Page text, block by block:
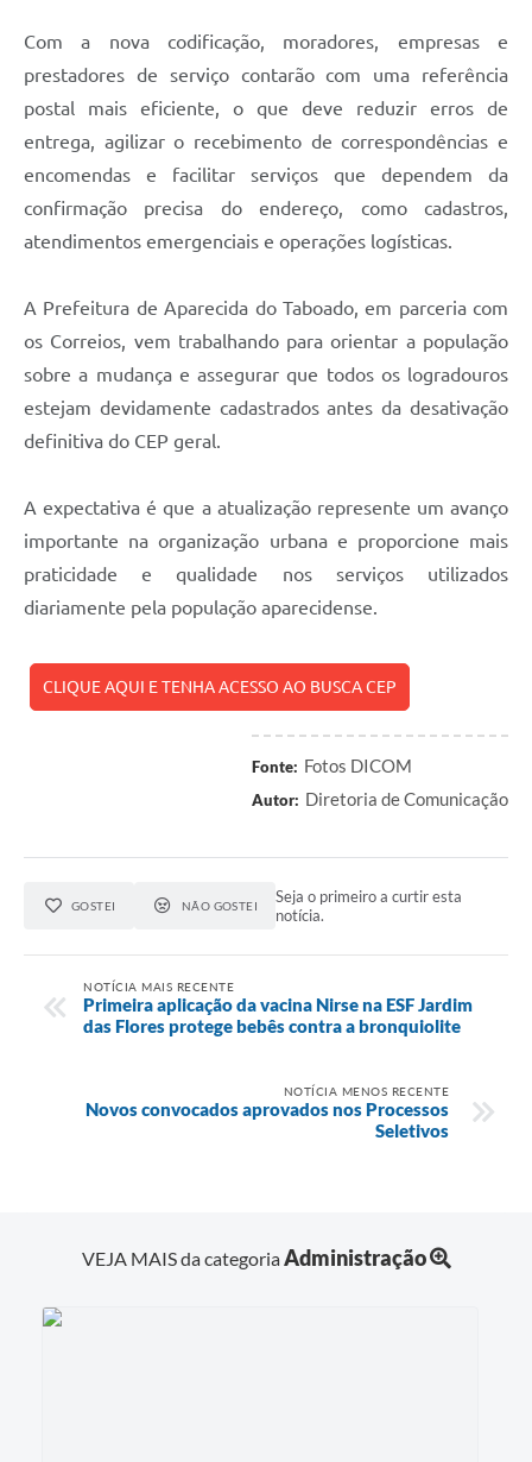
Com a nova codificação, moradores, empresas e
prestadores de serviço contarão com uma referência
postal mais eficiente, o que deve reduzir erros de
entrega, agilizar o recebimento de correspondências e
encomendas e facilitar serviços que dependem da
confirmação precisa do endereço, como cadastros,
atendimentos emergenciais e operações logísticas.
A Prefeitura de Aparecida do Taboado, em parceria com
os Correios, vem trabalhando para orientar a população
sobre a mudança e assegurar que todos os logradouros
estejam devidamente cadastrados antes da desativação
definitiva do CEP geral.
A expectativa é que a atualização represente um avanço
importante na organização urbana e proporcione mais
praticidade e qualidade nos serviços utilizados
diariamente pela população aparecidense.
CLIQUE AQUI E TENHA ACESSO AO BUSCA CEP
Fonte: Fotos DICOM
Autor: Diretoria de Comunicação
GOSTEI NÃO GOSTEI
Seja o primeiro a curtir esta
notícia.
NOTÍCIA MAIS RECENTE
Primeira aplicação da vacina Nirse na ESF Jardim
das Flores protege bebês contra a bronquiolite
NOTÍCIA MENOS RECENTE
Novos convocados aprovados nos Processos
Seletivos
VEJA MAIS da categoriaAdministração